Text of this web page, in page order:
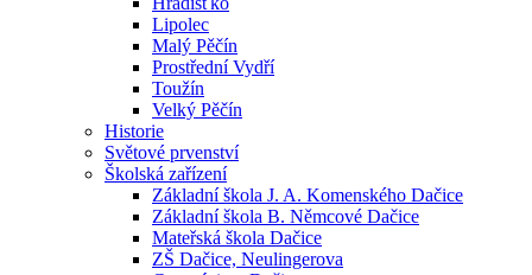
Lipolec
Malý Pěčín
Prostřední Vydří
Toužín
Velký Pěčín
Historie
Světové prvenství
Školská zařízení
Základní škola J. A. Komenského Dačice
Základní škola B. Němcové Dačice
Mateřská škola Dačice
ZŠ Dačice, Neulingerova